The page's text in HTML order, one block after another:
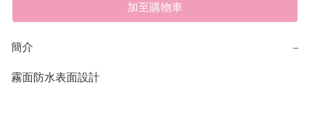
加至購物車
簡介 −
霧面防水表面設計